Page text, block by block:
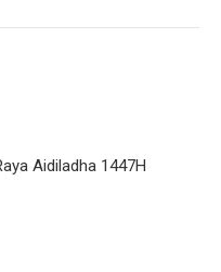
Aidiladha 1447H